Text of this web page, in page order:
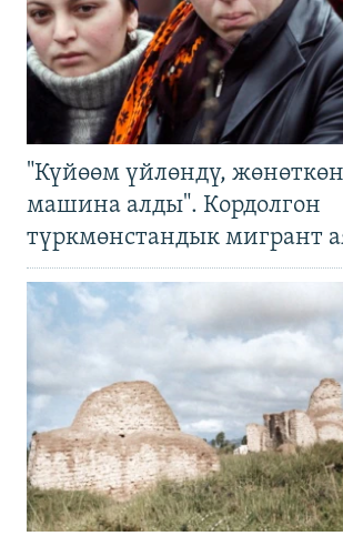
"Күйөөм үйлөндү,
машина алды". Кордолгон
түркмөнстандык мигрант